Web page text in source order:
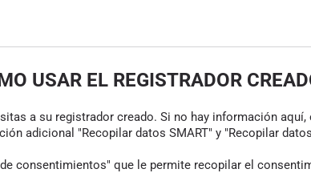
USAR EL REGISTRADOR
a su registrador creado. Si no hay información
adicional "Recopilar datos SMART" y "Recopilar
consentimientos" que le permite recopilar el